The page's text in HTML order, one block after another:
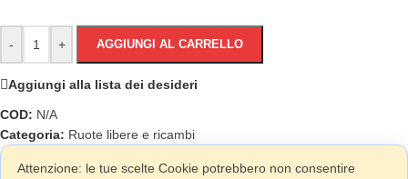
- + AGGIUNGI AL CARRELLO
Aggiungi alla lista dei desideri
COD: N/A
Categoria: Ruote libere e ricambi
Attenzione: le tue scelte Cookie potrebbero non consentire